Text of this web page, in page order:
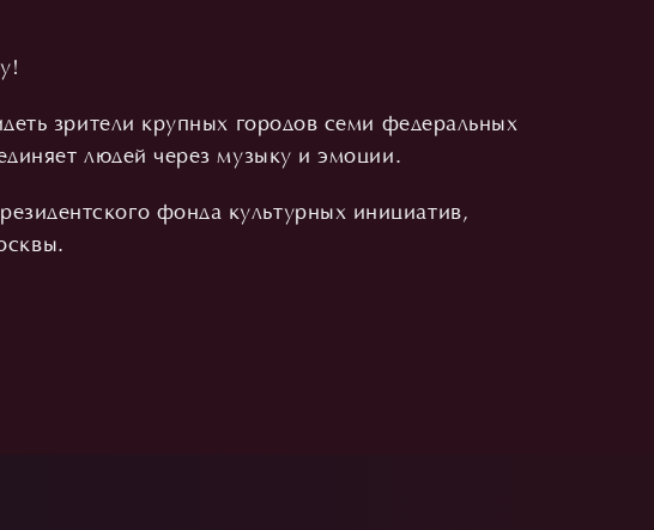
зрители крупных городов семи федеральных
людей через музыку и эмоции.
фонда культурных инициатив,